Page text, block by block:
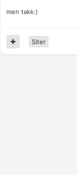
men takk:)
Siter